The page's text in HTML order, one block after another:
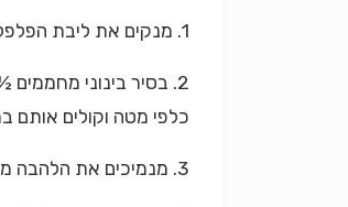
1. מנקים את ליבת הפלפלים וחותכים לאורך ל - 8 רצועות עבות.
2. בסיר בינוני
כלפי מטה וקולים אותם במשך 2
3. מנמיכים את הלהבה מבשלים במשך 3 - 4 דקות. (הופכים פעם אחת במשך הבישול.